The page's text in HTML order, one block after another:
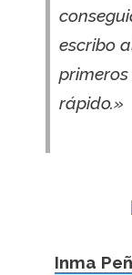
escribo
rápido.»
Inma